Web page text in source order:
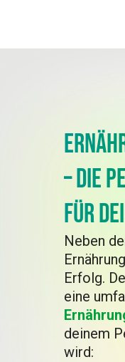
– Die
für
Neben
Erfolg.
eine
deinem
wird: